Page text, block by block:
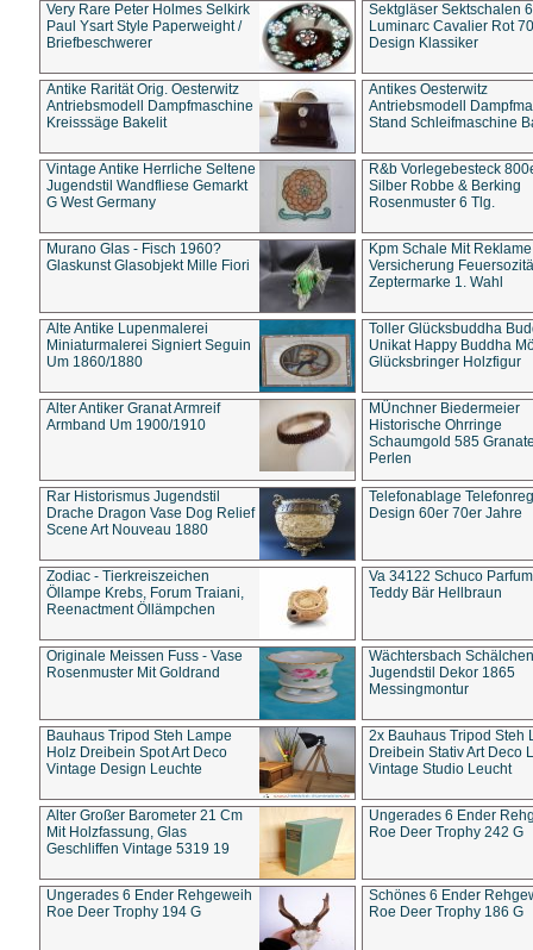
Very Rare Peter Holmes Selkirk
Paul Ysart Style Paperweight /
Briefbeschwerer
Sektgläser Sektschalen
Luminarc Cavalier Rot
Design Klassiker
Antike Rarität Orig. Oesterwitz
Antriebsmodell Dampfmaschine
Kreisssäge Bakelit
Antikes Oesterwitz
Antriebsmodell
Stand Schleifmaschine
Vintage Antike Herrliche Seltene
Jugendstil Wandfliese Gemarkt
G West Germany
R&b Vorlegebesteck
Silber Robbe & Berking
Rosenmuster 6 Tlg.
Murano Glas - Fisch 1960?
Glaskunst Glasobjekt Mille Fiori
Kpm Schale Mit Reklame
Versicherung
Zeptermarke 1. Wahl
Alte Antike Lupenmalerei
Miniaturmalerei Signiert Seguin
Um 1860/1880
Toller Glücksbuddha
Unikat Happy Buddha
Glücksbringer Holzfigur
Alter Antiker Granat Armreif
Armband Um 1900/1910
MÜnchner Biedermeier
Historische Ohrringe
Schaumgold 585
Perlen
Rar Historismus Jugendstil
Drache Dragon Vase Dog Relief
Scene Art Nouveau 1880
Telefonablage
Design 60er 70er Jahre
Zodiac - Tierkreiszeichen
Öllampe Krebs, Forum Traiani,
Reenactment Öllämpchen
Va 34122 Schuco
Teddy Bär Hellbraun
Originale Meissen Fuss - Vase
Rosenmuster Mit Goldrand
Wächtersbach Schälchen
Jugendstil Dekor 1865
Messingmontur
Bauhaus Tripod Steh Lampe
Holz Dreibein Spot Art Deco
Vintage Design Leuchte
2x Bauhaus Tripod Steh
Dreibein Stativ Art Deco
Vintage Studio Leucht
Alter Großer Barometer 21 Cm
Mit Holzfassung, Glas
Geschliffen Vintage 5319 19
Ungerades 6 Ender
Roe Deer Trophy 242 G
Ungerades 6 Ender Rehgeweih
Roe Deer Trophy 194 G
Schönes 6 Ender
Roe Deer Trophy 186 G